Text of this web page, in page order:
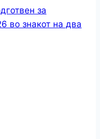
за
во знакот на два